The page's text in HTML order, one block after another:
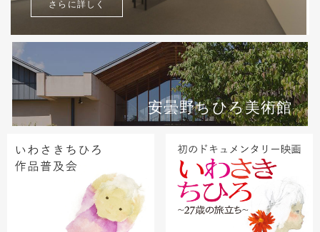
さらに詳しく
安曇野ちひろ美術館